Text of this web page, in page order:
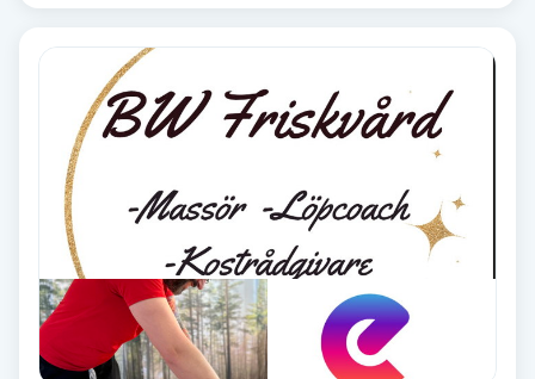
Fransk manikyr
Fransrengöring
Frekvensterapi
Friskvård
Friskvårdsmassage